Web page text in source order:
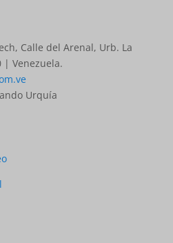
Calle del Arenal, Urb. La
| Venezuela.
Urquía